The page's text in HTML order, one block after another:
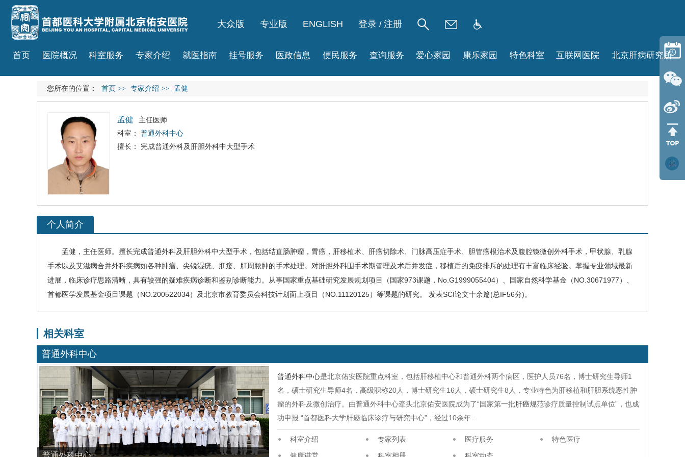
大众版 专业版 ENGLISH 登录 / 注册
首页 医院概况 科室服务 专家介绍 就医指南 挂号服务 医政信息 便民服务 查询服务 爱心家园 康乐家园 特色科室 互联网医院 北京肝病研究所
您所在的位置： 首页 >> 专家介绍 >> 孟健
孟健
主任医师
科室： 普通外科中心
擅长： 完成普通外科及肝胆外科中大型手术
个人简介
孟健 ，主任医师。擅长完成普通外科及肝胆外科中大型手术，包括结直肠肿瘤，胃癌，肝移植术、 肝癌切除术、门脉高压症手术、胆管癌根治术及腹腔镜微创外科手术，甲状腺、乳腺
手术以及艾滋病合并外科疾病如各种肿瘤、尖锐湿疣、肛瘘、肛周脓肿的手术处理。对肝胆外科围手术期管理及术后并发症，移植后的免疫排斥的处理有丰富临床经验。掌握专业领域最新
进展，临床诊疗思路清晰，具有较强的疑难疾病诊断和鉴别诊断能力。
从事国家重点基础研究发展规划项目（国家973课题，No.G1999055404）、国家自然科学基金（NO.30671977）、
首都医学发展基金项目课题（NO.200522034）及北京市教育委员会科技计划面上项目（NO.11120125）等课题的研究。 发表SCI论文十余篇(总IF56分)。
相关科室
普通外科中心
普通外科中心
普通外科中心是北京佑安医院重点科室，包括肝移植中心和普通外科两个病区，医护人员76名，博士研究生导师1
名，硕士研究生导师4名，高级职称20人，博士研究生16人，硕士研究生8人，专业特色为肝移植和肝胆系统恶性肿
瘤的外科及微创治疗。由普通外科中心牵头北京佑安医院成为了“国家第一批肝癌规范诊疗质量控制试点单位”，也成
功申报 “首都医科大学肝癌临床诊疗与研究中心”，经过10余年…
科室介绍 专家列表 医疗服务
特色医疗